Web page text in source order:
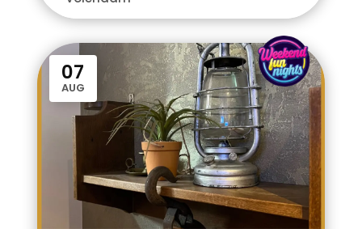
07
AUG
WFN